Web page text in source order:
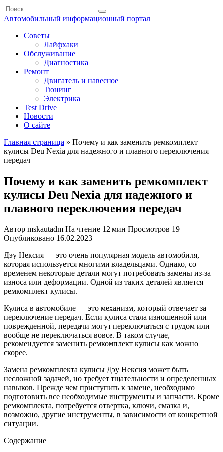
Перейти
к
Search
for:
Автомобильный информационный портал
Советы
Лайфхаки
Обслуживание
Диагностика
Ремонт
Двигатель и навесное
Тюнинг
Электрика
Test Drive
Новости
О сайте
Главная страница » Почему и как заменить ремкомплект
кулисы Deu Nexia для надежного и плавного переключения
передач
Почему и как заменить ремкомплект
кулисы Deu Nexia для надежного и
плавного переключения передач
Автор mskautadm На чтение 12 мин Просмотров 19
Опубликовано 16.02.2023
Дэу Нексия — это очень популярная модель автомобиля,
которая используется многими владельцами. Однако, со
временем некоторые детали могут потребовать замены из-за
износа или деформации. Одной из таких деталей является
ремкомплект кулисы.
Кулиса в автомобиле — это механизм, который отвечает за
переключение передач. Если кулиса стала изношенной или
поврежденной, передачи могут переключаться с трудом или
вообще не переключаться вовсе. В таком случае,
рекомендуется заменить ремкомплект кулисы как можно
скорее.
Замена ремкомплекта кулисы Дэу Нексия может быть
несложной задачей, но требует тщательности и определенных
навыков. Прежде чем приступить к замене, необходимо
подготовить все необходимые инструменты и запчасти. Кроме
ремкомплекта, потребуется отвертка, ключи, смазка и,
возможно, другие инструменты, в зависимости от конкретной
ситуации.
Содержание